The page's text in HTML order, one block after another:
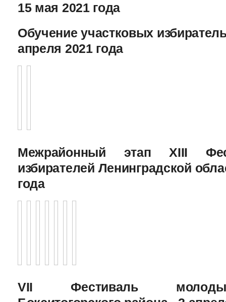
15 мая 2021 года
Обучение участковых
апреля 2021 года
Межрайонный этап XIII
избирателей Ленинградской
года
VII Фестиваль